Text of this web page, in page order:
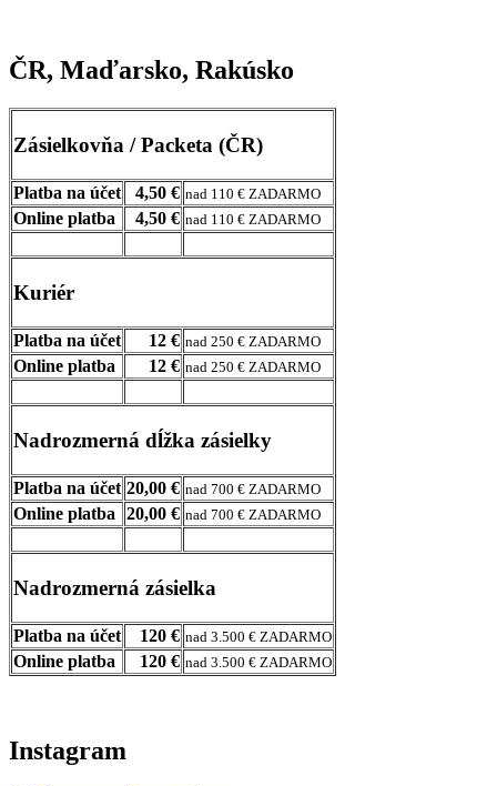
ČR, Maďarsko, Rakúsko
Zásielkovňa / Packeta (ČR)
Platba na účet 4,50 € nad 110 € ZADARMO
Online platba 4,50 € nad 110 € ZADARMO
Kuriér
Platba na účet 12 € nad 250 € ZADARMO
Online platba 12 € nad 250 € ZADARMO
Nadrozmerná dĺžka zásielky
Platba na účet 20,00 € nad 700 € ZADARMO
Online platba 20,00 € nad 700 € ZADARMO
Nadrozmerná zásielka
Platba na účet 120 € nad 3.500 € ZADARMO
Online platba 120 € nad 3.500 € ZADARMO
Instagram